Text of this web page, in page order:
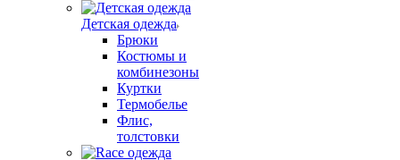
Детская одежда
Брюки
Костюмы и
комбинезоны
Куртки
Термобелье
Флис,
толстовки